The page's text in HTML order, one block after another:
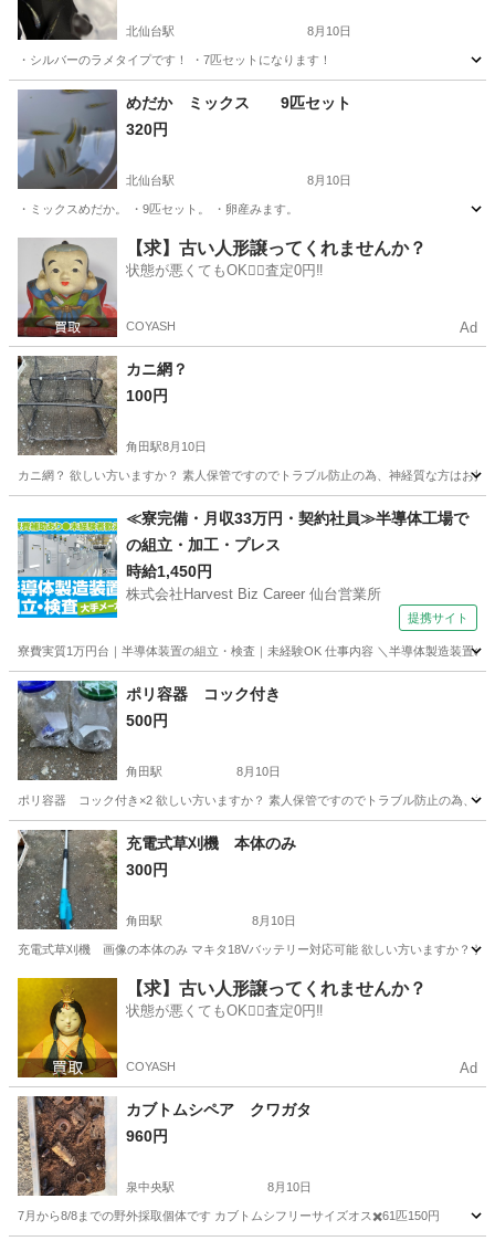
北仙台駅 8月10日
・シルバーのラメタイプです！ ・7匹セットになります！
宮城 仙台市 北仙台駅 その他
めだか ミックス 9匹セット
320円
北仙台駅 8月10日
・ミックスめだか。 ・9匹セット。 ・卵産みます。
仙台市 北仙台駅 その他 めだか
【求】古い人形譲ってくれませんか？
状態が悪くてもOK🙆‍♀️査定0円‼️
COYASH Ad
カニ網？
100円
角田駅8月10日
カニ網？ 欲しい方いますか？ 素人保管ですのでトラブル防止の為、神経質な方はお
角田駅 その他
≪寮完備・月収33万円・契約社員≫半導体工場で
の組立・加工・プレス
時給1,450円
株式会社Harvest Biz Career 仙台営業所
提携サイト
寮費実質1万円台｜半導体装置の組立・検査｜未経験OK 仕事内容 ＼半導体製造装置
宮城 その他
ポリ容器 コック付き
500円
角田駅 8月10日
ポリ容器 コック付き×2 欲しい方いますか？ 素人保管ですのでトラブル防止の為、
宮城 角田市 角田駅 その他 容器
充電式草刈機 本体のみ
300円
角田駅 8月10日
充電式草刈機 画像の本体のみ マキタ18Vバッテリー対応可能 欲しい方いますか？
角田駅 その他
【求】古い人形譲ってくれませんか？
状態が悪くてもOK🙆‍♀️査定0円‼️
COYASH Ad
カブトムシペア クワガタ
960円
泉中央駅 8月10日
7月から8/8までの野外採取個体です カブトムシフリーサイズオ